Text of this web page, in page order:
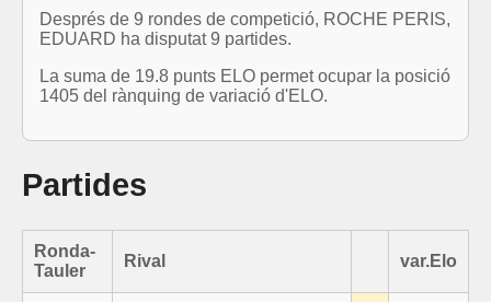
Després de 9 rondes de competició, ROCHE PERIS,
EDUARD ha disputat 9 partides.
La suma de 19.8 punts ELO permet ocupar la posició
1405 del rànquing de variació d'ELO.
Partides
Ronda-
Tauler
Rival var.Elo